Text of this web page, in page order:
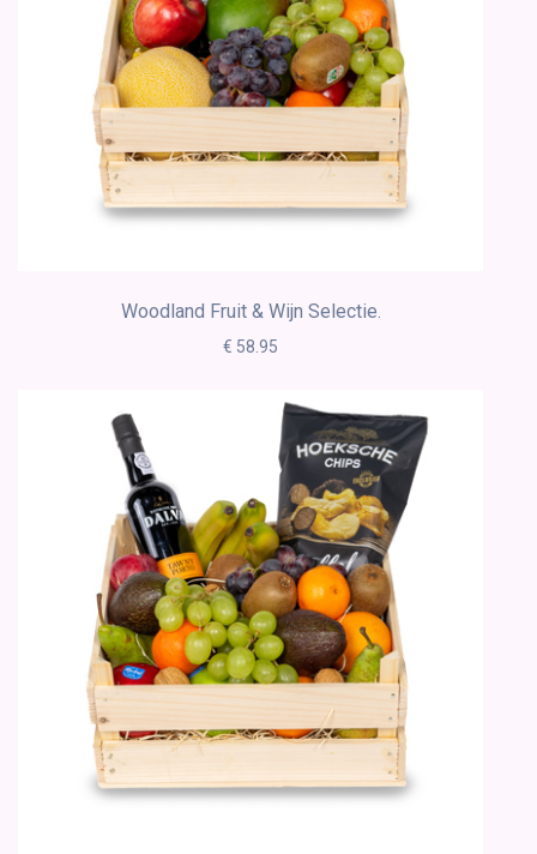
Woodland Fruit & Wijn Selectie.
€ 58.95